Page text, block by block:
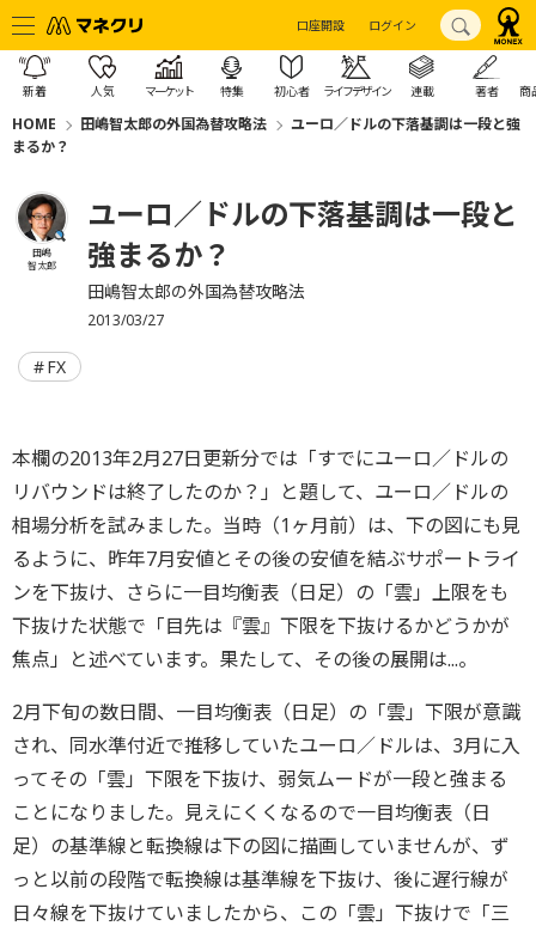
口座開設 ログイン
新着 人気 マーケット 特集 初心者 ライフデザイン 連載 著者 商
HOME 田嶋智太郎の外国為替攻略法
ユーロ／ドルの下落基調は一段と強
まるか？
田嶋
智太郎
ユーロ／ドルの下落基調は一段と
強まるか？
田嶋智太郎の外国為替攻略法
2013/03/27
FX
本欄の2013年2月27日更新分では「すでにユーロ／ドルの
リバウンドは終了したのか？」と題して、ユーロ／ドルの
相場分析を試みました。当時（1ヶ月前）は、下の図にも見
るように、昨年7月安値とその後の安値を結ぶサポートライ
ンを下抜け、さらに一目均衡表（日足）の「雲」上限をも
下抜けた状態で「目先は『雲』下限を下抜けるかどうかが
焦点」と述べています。果たして、その後の展開は...。
2月下旬の数日間、一目均衡表（日足）の「雲」下限が意識
され、同水準付近で推移していたユーロ／ドルは、3月に入
ってその「雲」下限を下抜け、弱気ムードが一段と強まる
ことになりました。見えにくくなるので一目均衡表（日
足）の基準線と転換線は下の図に描画していませんが、ず
っと以前の段階で転換線は基準線を下抜け、後に遅行線が
日々線を下抜けていましたから、この「雲」下抜けで「三